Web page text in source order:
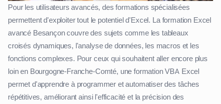
Pour les utilisateurs avancés, des formations spécialisées
permettent d'exploiter tout le potentiel d'Excel. La formation Excel
avancé Besançon couvre des sujets comme les tableaux
croisés dynamiques, l'analyse de données, les macros et les
fonctions complexes. Pour ceux qui souhaitent aller encore plus
loin en Bourgogne-Franche-Comté, une formation VBA Excel
permet d'apprendre à programmer et automatiser des tâches
répétitives, améliorant ainsi l'efficacité et la précision des